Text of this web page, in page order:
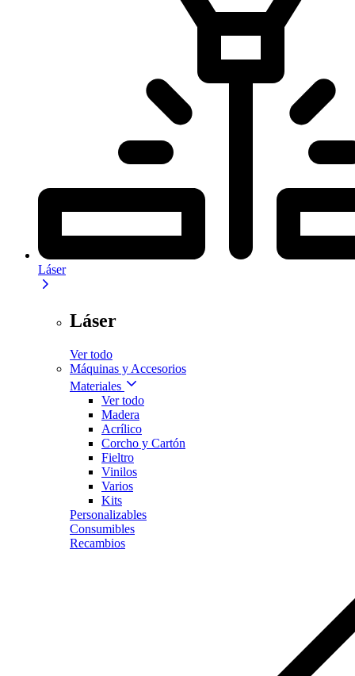
Láser
Láser
Ver todo
Máquinas y Accesorios
Materiales
Ver todo
Madera
Acrílico
Corcho y Cartón
Fieltro
Vinilos
Varios
Kits
Personalizables
Consumibles
Recambios